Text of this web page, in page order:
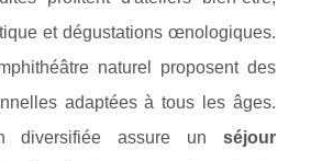
et dégustations œnologiques.
naturel proposent des
adaptées à tous les âges.
diversifiée assure un séjour